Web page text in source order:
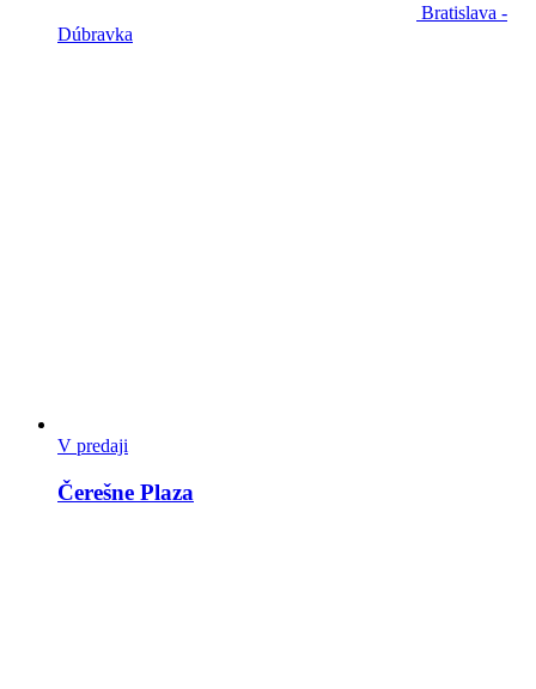
Bratislava -
Dúbravka
V predaji
Čerešne Plaza